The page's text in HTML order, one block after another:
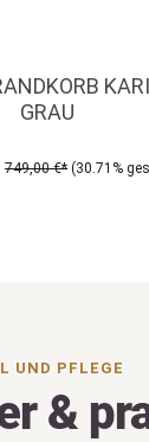
GRAU
749,00 €* (30.71%
UND PFLEGE
&